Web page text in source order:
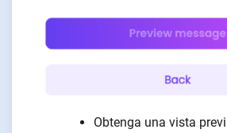
Obtenga una vista